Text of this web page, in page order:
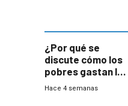
¿Por qué se
discute cómo los
pobres gastan la
plata?
Hace 4 semanas